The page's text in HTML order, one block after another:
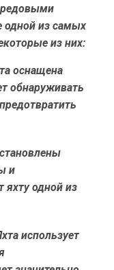
одной из самых
из них:
оснащена
обнаруживать
и
яхту одной из
использует